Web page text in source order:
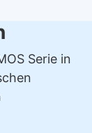
Serie in